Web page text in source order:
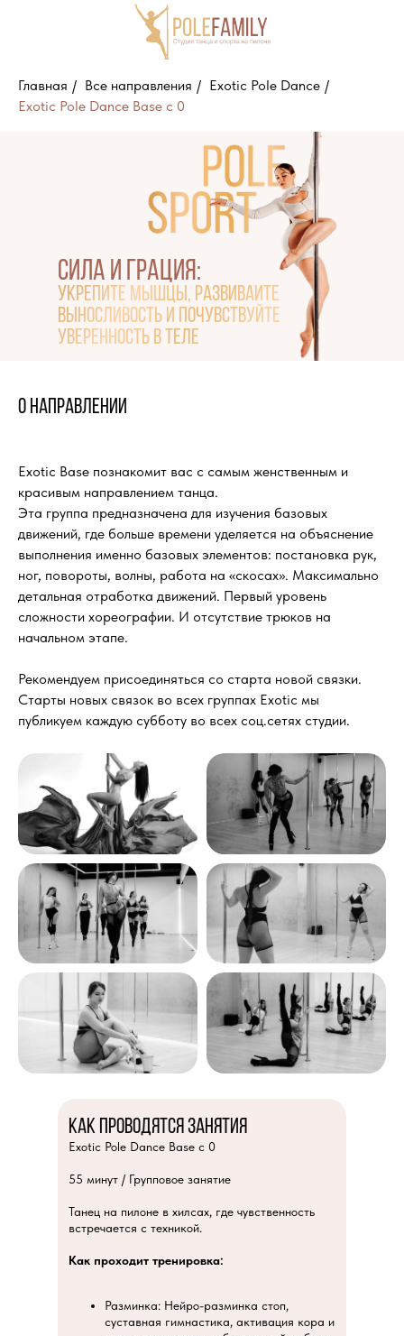
Блог
Направления Тренеры О студии
Главная / Все направления / Exotic Pole Dance /
Exotic Pole Dance Base с 0
укрепите мышцы, развивайте
выносливость и почувствуйте
уверенность в теле
Сила и грация:
о направлении
Exotic Base познакомит вас с самым женственным и
красивым направлением танца.
Эта группа предназначена для изучения базовых
движений, где больше времени уделяется на объяснение
выполнения именно базовых элементов: постановка рук,
ног, повороты, волны, работа на «скосах». Максимально
детальная отработка движений. Первый уровень
сложности хореографии. И отсутствие трюков на
начальном этапе.
Рекомендуем присоединяться со старта новой связки.
Старты новых связок во всех группах Exotic мы
публикуем каждую субботу во всех соц.сетях студии.
Как проводятся занятия
Exotic Pole Dance Base c 0
55 минут / Групповое занятие
Танец на пилоне в хилсах, где чувственность
встречается с техникой.
Как проходит тренировка:
Разминка: Нейро-разминка стоп,
суставная гимнастика, активация кора и